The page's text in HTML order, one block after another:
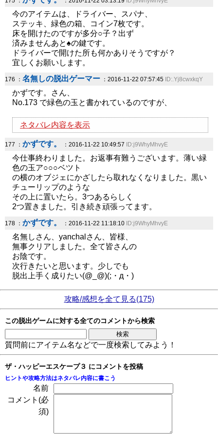
今のアイテムは、ドライバー、スパナ、
ステッキ、緑色の箱、コイン7枚です。
床を開けたのですが多分○子？出ず
済みませんあと♠の鍵です。
ドライバーで開けた所も何かありそうですが？
宜しくお願いします。
176 ： 名無しの脱出ゲーマー ：2016-11-22 07:57:45 ID:.Yj8cwxkqY
かずです。さん、
No.173 で緑色の玉と書かれているのですが、
ネタバレ内容を表示
177 ： かずです。 ：2016-11-22 10:49:57 ID:j9WhyMhvyE
今仕事終わりました。お返事有難うございます。薄い緑
色の玉ア○○○ベツト
の横のオブジェにかざしたら取れなくなりました。黒い
チューリップのような
その上に置いたら。3つあるらしく
2つ置きました。引き続き頑張ってます。
178 ： かずです。 ：2016-11-22 11:18:10 ID:j9WhyMhvyE
名無しさん、yanchalさん、皆様、
無事クリアしました。全て皆さんの
お陰です。
次行きたいと思います。少しでも
脱出上手く成りたい(@_@)(;・д・)
攻略/感想を全て見る(175)
この脱出ゲームに対する全てのコメントから検索
質問前にアイテム名などで一度検索してみよう！
ザ・ハッピーエスケープ３ にコメントを投稿
ヒントや攻略方法はネタバレ内容に書こう
名前
コメント(必
須)